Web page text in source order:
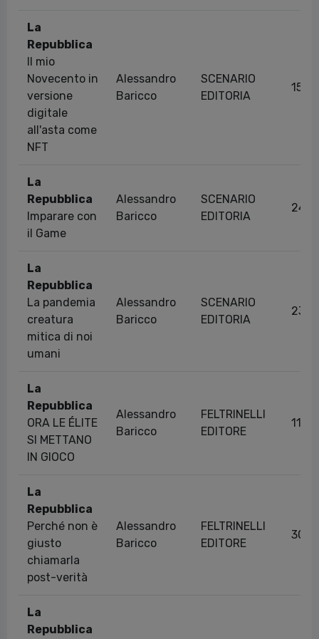
La
Repubblica
Il mio
Novecento in
versione
digitale
all'asta come
NFT
Alessandro
Baricco
SCENARIO
EDITORIA
15/
La
Repubblica
Imparare con
il Game
Alessandro
Baricco
SCENARIO
EDITORIA
24/
La
Repubblica
La pandemia
creatura
mitica di noi
umani
Alessandro
Baricco
SCENARIO
EDITORIA
23/
La
Repubblica
ORA LE ÉLITE
SI METTANO
IN GIOCO
Alessandro
Baricco
FELTRINELLI
EDITORE
11/
La
Repubblica
Perché non è
giusto
chiamarla
post-verità
Alessandro
Baricco
FELTRINELLI
EDITORE
30/
La
Repubblica